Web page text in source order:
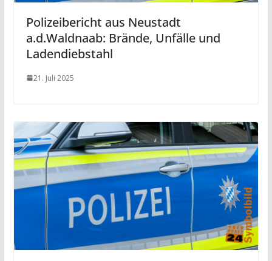
Polizeibericht aus Neustadt
a.d.Waldnaab: Brände, Unfälle und
Ladendiebstahl
21. Juli 2025